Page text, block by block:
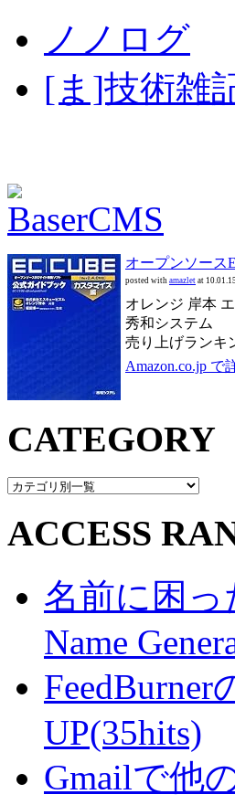
ノノログ
[ま]技術雑
オープンソース
posted with amazlet at 10.01.15
オレンジ 岸本
秀和システム
売り上げランキ
Amazon.co.jp で
CATEGORY
ACCESS
名前に困っ
Name
UP(35hits)
Gmailで他